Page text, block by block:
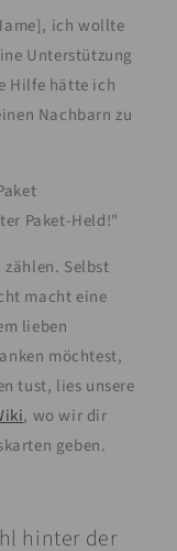
ich wollte
Unterstützung
Hilfe hätte ich
Nachbarn zu
Paket-Held!"
zählen. Selbst
macht eine
lieben
möchtest,
tust, lies unsere
, wo wir dir
geben.
hinter der